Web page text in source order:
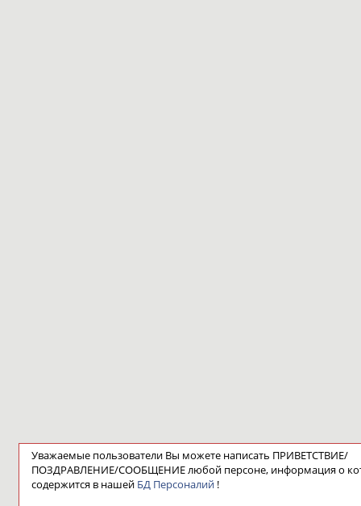
Уважаемые пользователи Вы можете написать ПРИВЕТСТВИЕ/
ПОЗДРАВЛЕНИЕ/СООБЩЕНИЕ любой персоне, информация о
содержится в нашей БД Персоналий !